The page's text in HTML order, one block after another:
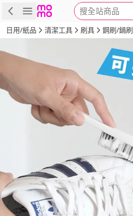
搜全站商品
商品 評價 詳情
日用/紙品 清潔工具 刷具 鋼刷/鍋刷